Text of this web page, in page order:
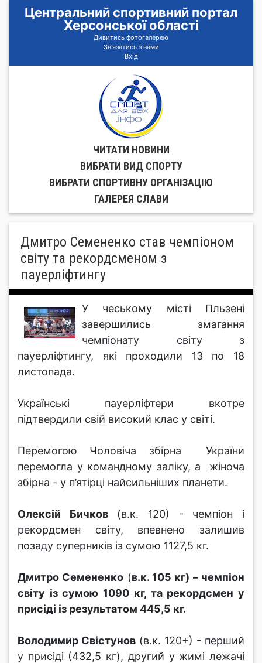
Центральний спортивний портал
Херсонської області
Дивитись фотогалерею
Зв'язатись з нами
Вхід
ЧИТАТИ НОВИНИ
ВИБРАТИ ВИД СПОРТУ
ВИБРАТИ СПОРТИВНУ ОРГАНIЗАЦIЮ
ГАЛЕРЕЯ СЛАВИ
Дмитро Семененко став чемпіоном
світу та рекордсменом з
пауерліфтингу
У чеському місті Пльзені
завершились змагання
чемпіонату світу з
пауерліфтингу, які проходили 13 по 18
листопада.
Українські пауерліфтери вкотре
підтвердили свій високий клас у світі.
Перемогою Чоловіча збірна України
перемогла у командному заліку, а жіноча
збірна - у п’ятірці найсильніших планети.
Олексій Бичков(в.к. 120) - чемпіон і
рекордсмен світу, впевнено залишив
позаду суперників із сумою 1127,5 кг.
Дмитро Семененко (в.к. 105 кг) – чемпіон
світу із сумою 1090 кг, та рекордсмен у
присіді із результатом 445,5 кг.
Володимир Свістунов (в.к. 120+) - перший
у присіді (432,5 кг), другий у жимі лежачі